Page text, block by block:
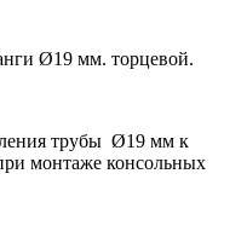
Ø19 мм. торцевой.
трубы Ø19 мм к
монтаже консольных